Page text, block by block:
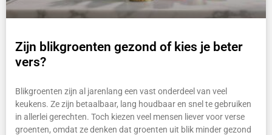
Zijn blikgroenten gezond of kies je beter
vers?
Blikgroenten zijn al jarenlang een vast onderdeel van veel
keukens. Ze zijn betaalbaar, lang houdbaar en snel te gebruiken
in allerlei gerechten. Toch kiezen veel mensen liever voor verse
groenten, omdat ze denken dat groenten uit blik minder gezond